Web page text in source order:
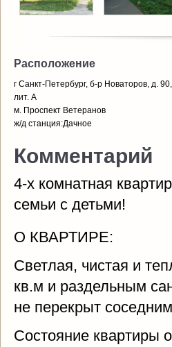
Расположение
г Санкт-Петербург, б-р Новаторов, д. 90,
лит. А
м. Проспект Ветеранов
ж/д станция:Дачное
Комментарий
4-х комнатная
семьи с детьми!
О КВАРТИРЕ:
Светлая, чистая и
кв.м и раздельным
не перекрыт
Состояние квартиры